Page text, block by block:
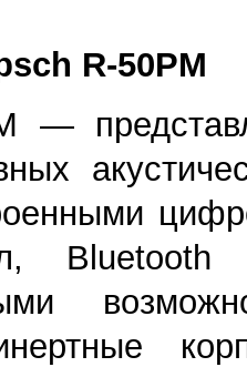
R-50PM
—
Bluetooth